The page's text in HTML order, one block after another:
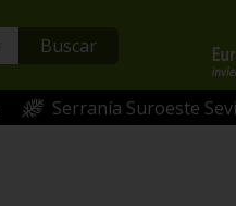
Buscar
Serranía Suroeste